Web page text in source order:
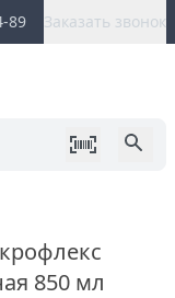
89 Заказать звонок
850 мл